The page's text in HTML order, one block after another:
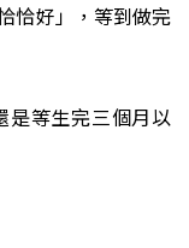
恰好」，等到做完
是等生完三個月以